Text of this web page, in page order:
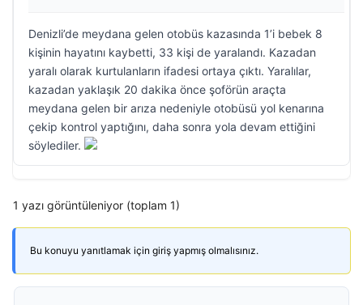
Denizli’de meydana gelen otobüs kazasında 1’i bebek 8
kişinin hayatını kaybetti, 33 kişi de yaralandı. Kazadan
yaralı olarak kurtulanların ifadesi ortaya çıktı. Yaralılar,
kazadan yaklaşık 20 dakika önce şoförün araçta
meydana gelen bir arıza nedeniyle otobüsü yol kenarına
çekip kontrol yaptığını, daha sonra yola devam ettiğini
söylediler.
1 yazı görüntüleniyor (toplam 1)
Bu konuyu yanıtlamak için giriş yapmış olmalısınız.